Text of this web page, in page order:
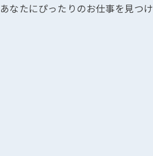
なたにぴったりのお仕事を見つけ